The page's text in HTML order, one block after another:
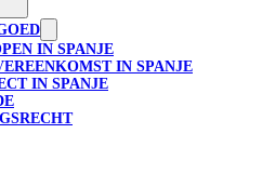
IN SPANJE
IN SPANJE
IN SPANJE